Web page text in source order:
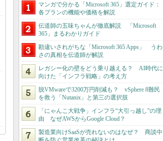
マンガで分かる「Microsoft 365」選定ガイド：
各プランの機能や価格を解説
伝道師の五味ちゃんが徹底解説 「Microsoft
365」まるわかりガイド
勘違いされがちな「Microsoft 365 Apps」 うわ
さの真相を伝道師が解説
レガシー化の壁をどう乗り越える？ AI時代に
向けた「インフラ戦略」の考え方
脱VMwareで3200万円削減も？ vSphere 8難民
を救う「Nutanix」と第三の選択肢
「にゃんこ大戦争」インフラ“大引っ越し”の理
由 なぜAWSからGoogle Cloud？
製造業向けSaaSが売れないのはなぜ？ 商談中